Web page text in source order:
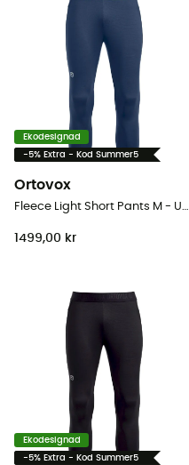
Ekodesignad
-5% Extra - Kod Summer5
Ortovox
Fleece Light Short Pants M - Underställ merinoull - Herr
1499,00 kr
Ekodesignad
-5% Extra - Kod Summer5